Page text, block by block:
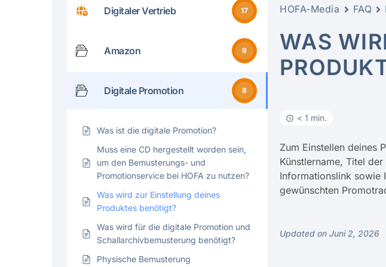
Digitaler Vertrieb 17
Amazon 9
Digitale Promotion 8
Was ist die digitale Promotion?
Muss eine CD hergestellt worden sein,
um den Bemusterungs- und
Promotionservice bei HOFA zu nutzen?
Was wird zur Einstellung deines
Produktes benötigt?
Was wird für die digitale Promotion und
Schallarchivbemusterung benötigt?
Physische Bemusterung
HOFA-Media FAQ
WAS
< 1 min.
Zum Einstellen deines
Künstlername, Titel
Informationslink sowie
gewünschten
Updated on Juni 2, 2026